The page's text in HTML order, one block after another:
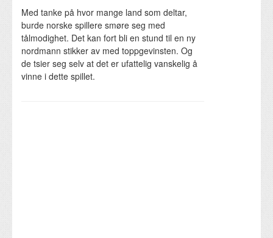
Med tanke på hvor mange land som deltar,
burde norske spillere smøre seg med
tålmodighet. Det kan fort bli en stund til en ny
nordmann stikker av med toppgevinsten. Og
de tsier seg selv at det er ufattelig vanskelig å
vinne i dette spillet.